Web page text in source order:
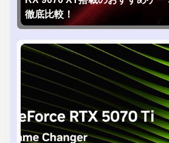
徹底比較！